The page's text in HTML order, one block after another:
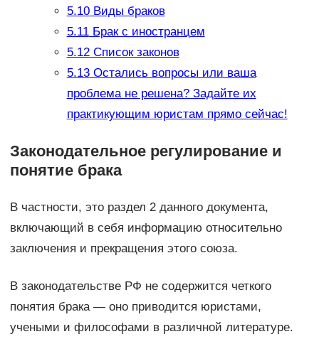
5.10Виды браков
5.11Брак с иностранцем
5.12Список законов
5.13Остались вопросы или ваша
проблема не решена? Задайте их
практикующим юристам прямо сейчас!
Законодательное регулирование и
понятие брака
В частности, это раздел 2 данного документа,
включающий в себя информацию относительно
заключения и прекращения этого союза.
В законодательстве РФ не содержится четкого
понятия брака — оно приводится юристами,
учеными и философами в различной литературе.